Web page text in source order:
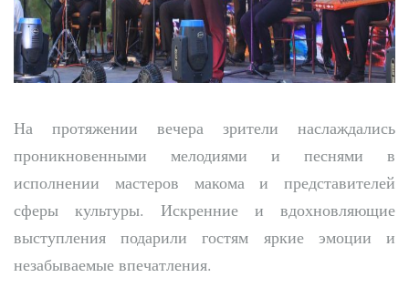
На протяжении вечера зрители наслаждались
проникновенными мелодиями и песнями в
исполнении мастеров макома и представителей
сферы культуры. Искренние и вдохновляющие
выступления подарили гостям яркие эмоции и
незабываемые впечатления.